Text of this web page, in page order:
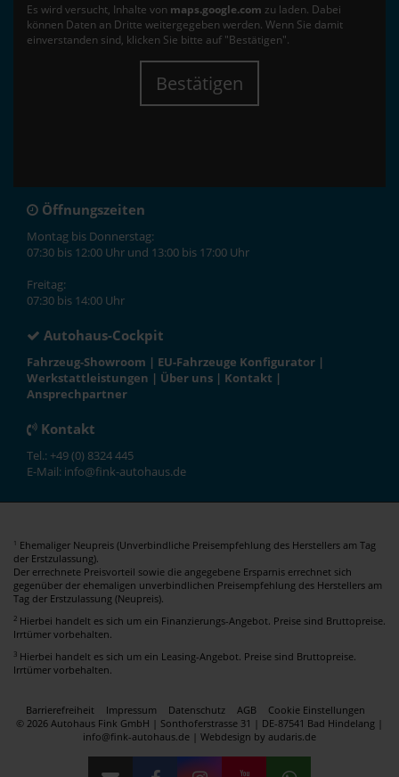
Es wird versucht, Inhalte von maps.google.com zu laden. Dabei
können Daten an Dritte weitergegeben werden. Wenn Sie damit
einverstanden sind, klicken Sie bitte auf "Bestätigen".
Bestätigen
Öffnungszeiten
Montag bis Donnerstag:
07:30 bis 12:00 Uhr und 13:00 bis 17:00 Uhr
Freitag:
07:30 bis 14:00 Uhr
Autohaus-Cockpit
Fahrzeug-Showroom | EU-Fahrzeuge Konfigurator |
Werkstattleistungen | Über uns | Kontakt |
Ansprechpartner
Kontakt
Tel.: +49 (0) 8324 445
E-Mail: info@fink-autohaus.de
1 Ehemaliger Neupreis (Unverbindliche Preisempfehlung des Herstellers am Tag
der Erstzulassung).
Der errechnete Preisvorteil sowie die angegebene Ersparnis errechnet sich
gegenüber der ehemaligen unverbindlichen Preisempfehlung des Herstellers am
Tag der Erstzulassung (Neupreis).
2 Hierbei handelt es sich um ein Finanzierungs-Angebot. Preise sind Bruttopreise.
Irrtümer vorbehalten.
3 Hierbei handelt es sich um ein Leasing-Angebot. Preise sind Bruttopreise.
Irrtümer vorbehalten.
Barrierefreiheit Impressum Datenschutz AGB
Cookie Einstellungen
© 2026 Autohaus Fink GmbH | Sonthoferstrasse 31 | DE-87541 Bad Hindelang |
info@fink-autohaus.de | Webdesign by audaris.de